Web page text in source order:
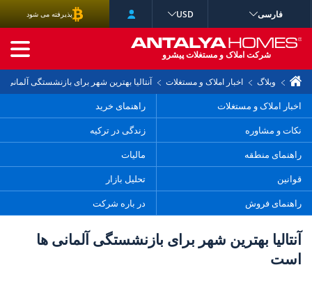
وبلاگ اخبار املاک و مستغلات آنتالیا بهترین شهر برای بازنشستگی آلمانی
اخبار املاک و مستغلات
راهنمای خرید
نکات و مشاوره
زندگی در ترکیه
راهنمای منطقه
مالیات
قوانین
تحلیل بازار
راهنمای فروش
در باره شرکت
آنتالیا بهترین شهر برای بازنشستگی آلمانی ها
است
فارسی USD پذیرفته می شود
شرکت املاک و مستغلات پیشرو
جستجوی پیشرفته